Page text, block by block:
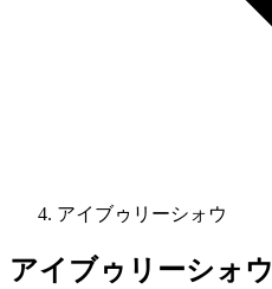
アイブゥリーシォウ
アイブゥリーシォウ